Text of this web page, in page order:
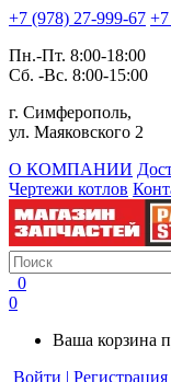
+7 (978) 27-999-67
Пн.-Пт. 8:00-18:00
Сб. -Вс. 8:00-15:00
г. Симферополь,
ул. Маяковского 2
О КОМПАНИИ
Чертежи котлов
0
0
Ваша корзина
Войти | Регистрация